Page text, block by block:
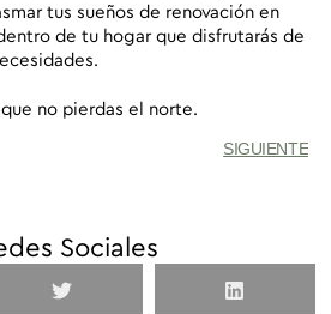
tus sueños de renovación en
de tu hogar que disfrutarás de
no pierdas el norte.
SIGUIENTE
Sociales